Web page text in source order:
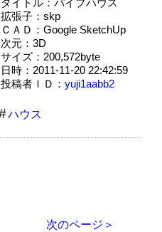
タイトル：パイプハウス
拡張子：skp
ＣＡＤ：Google SketchUp
次元：3D
サイズ：200,572byte
日時：2011-11-20 22:42:59
投稿者ＩＤ： yuji1aabb2
ハウス
次のページ＞